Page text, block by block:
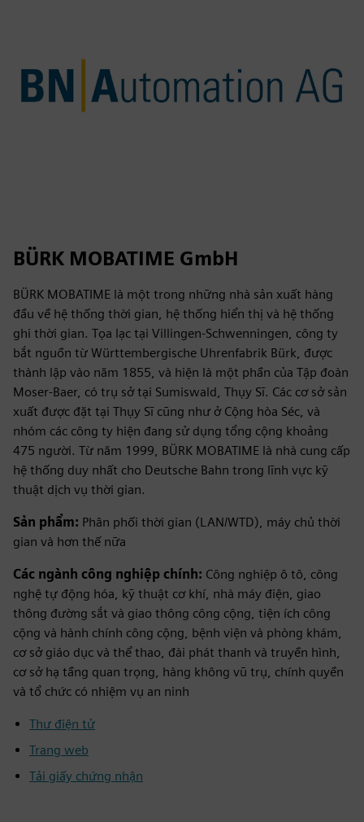
BÜRK MOBATIME GmbH
BÜRK MOBATIME là một trong những nhà sản xuất hàng
đầu về hệ thống thời gian, hệ thống hiển thị và hệ thống
ghi thời gian. Tọa lạc tại Villingen-Schwenningen, công ty
bắt nguồn từ Württembergische Uhrenfabrik Bürk, được
thành lập vào năm 1855, và hiện là một phần của Tập đoàn
Moser-Baer, có trụ sở tại Sumiswald, Thụy Sĩ. Các cơ sở sản
xuất được đặt tại Thụy Sĩ cũng như ở Cộng hòa Séc, và
nhóm các công ty hiện đang sử dụng tổng cộng khoảng
475 người. Từ năm 1999, BÜRK MOBATIME là nhà cung cấp
hệ thống duy nhất cho Deutsche Bahn trong lĩnh vực kỹ
thuật dịch vụ thời gian.
Sản phẩm: Phân phối thời gian (LAN/WTD), máy chủ thời
gian và hơn thế nữa
Các ngành công nghiệp chính: Công nghiệp ô tô, công
nghệ tự động hóa, kỹ thuật cơ khí, nhà máy điện, giao
thông đường sắt và giao thông công cộng, tiện ích công
cộng và hành chính công cộng, bệnh viện và phòng khám,
cơ sở giáo dục và thể thao, đài phát thanh và truyền hình,
cơ sở hạ tầng quan trọng, hàng không vũ trụ, chính quyền
và tổ chức có nhiệm vụ an ninh
Thư điện tử
Trang web
Tải giấy chứng nhận